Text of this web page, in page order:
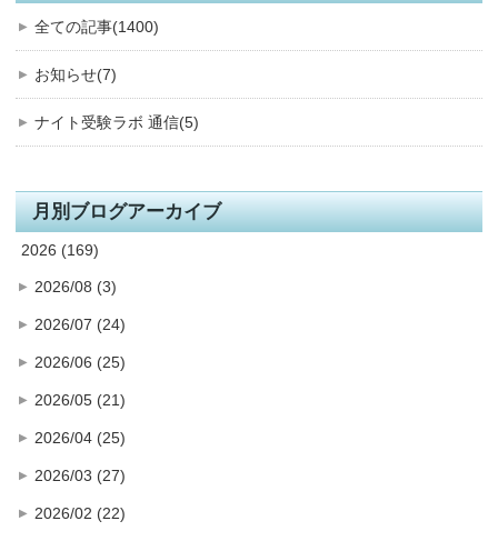
全ての記事(1400)
お知らせ(7)
ナイト受験ラボ 通信(5)
月別ブログアーカイブ
2026 (169)
2026/08 (3)
2026/07 (24)
2026/06 (25)
2026/05 (21)
2026/04 (25)
2026/03 (27)
2026/02 (22)